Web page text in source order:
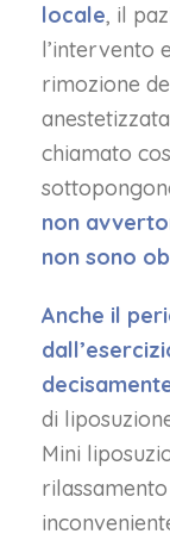
locale, il
l’intervento
rimozione
chiamato
non
non sono
Anche il
di
Mini